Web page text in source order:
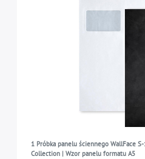
1 Próbka panelu ściennego WallFace S-
Collection | Wzor panelu formatu A5